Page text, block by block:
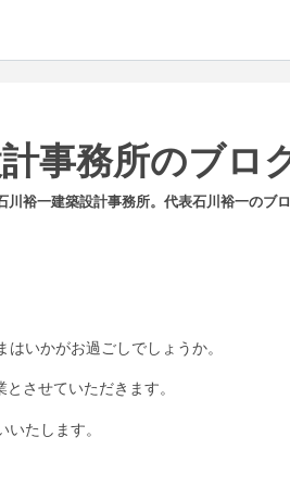
事務所のブロ
裕一建築設計事務所。代表石川裕一のブロ
いかがお過ごしでしょうか。
させていただきます。
たします。